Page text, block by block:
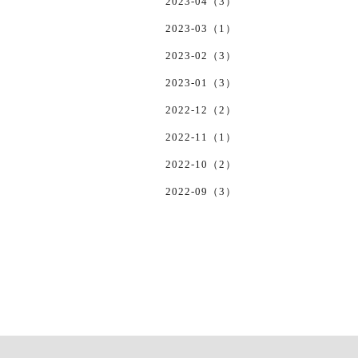
2023-03（1）
2023-02（3）
2023-01（3）
2022-12（2）
2022-11（1）
2022-10（2）
2022-09（3）